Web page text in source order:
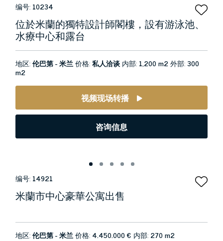
编号: 10234
位於米蘭的獨特設計師閣樓，設有游泳池、
水療中心和露台
地区:伦巴第 - 米兰价格:私人洽谈 内部: 1,200 m2外部:300
m2
视频现场转播
咨询信息
编号: 14921
米蘭市中心豪華公寓出售
地区:伦巴第 - 米兰价格: 4.450.000 € 内部: 270 m2